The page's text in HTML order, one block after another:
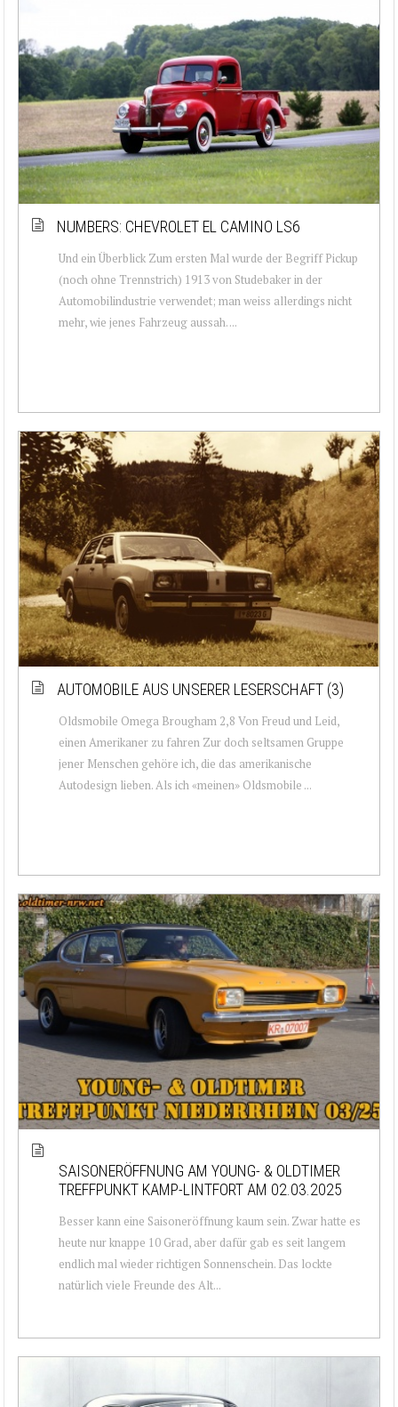
NUMBERS: CHEVROLET EL CAMINO LS6
Und ein Überblick Zum ersten Mal wurde der Begriff Pickup
(noch ohne Trennstrich) 1913 von Studebaker in der
Automobilindustrie verwendet; man weiss allerdings nicht
mehr, wie jenes Fahrzeug aussah. ...
AUTOMOBILE AUS UNSERER LESERSCHAFT (3)
Oldsmobile Omega Brougham 2,8 Von Freud und Leid,
einen Amerikaner zu fahren Zur doch seltsamen Gruppe
jener Menschen gehöre ich, die das amerikanische
Autodesign lieben. Als ich «meinen» Oldsmobile ...
SAISONERÖFFNUNG AM YOUNG- & OLDTIMER
TREFFPUNKT KAMP-LINTFORT AM 02.03.2025
Besser kann eine Saisoneröffnung kaum sein. Zwar hatte es
heute nur knappe 10 Grad, aber dafür gab es seit langem
endlich mal wieder richtigen Sonnenschein. Das lockte
natürlich viele Freunde des Alt...